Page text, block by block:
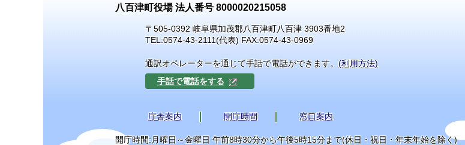
八百津町役場 法人番号 8000020215058
〒505-0392 岐阜県加茂郡八百津町八百津 3903番地2
TEL:0574-43-2111(代表) FAX:0574-43-0969
通訳オペレーターを通じて手話で電話ができます。 (利用方法)
手話で電話をする
庁舎案内 開庁時間 窓口案内
開庁時間:月曜日～金曜日 午前8時30分から午後5時15分まで(休日・祝日・年末年始を除く)